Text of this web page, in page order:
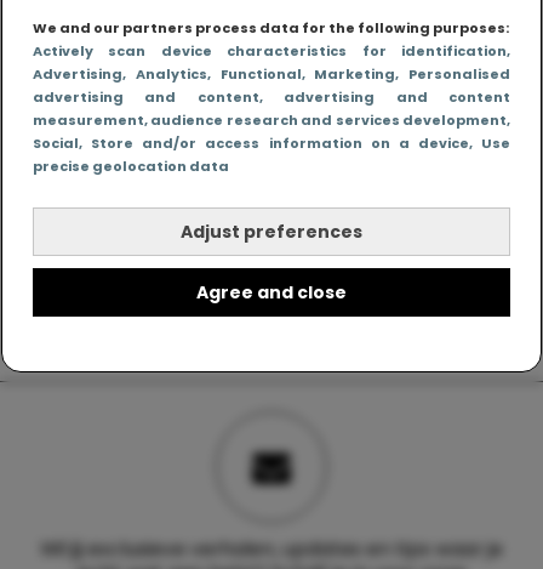
We and our partners process data for the following purposes:
Actively scan device characteristics for identification,
Advertising, Analytics, Functional, Marketing, Personalised
advertising and content, advertising and content
measurement, audience research and services development,
Social, Store and/or access information on a device, Use
precise geolocation data
Adjust preferences
Agree and close
Wil jij exclusieve verhalen, updates en tips waar je